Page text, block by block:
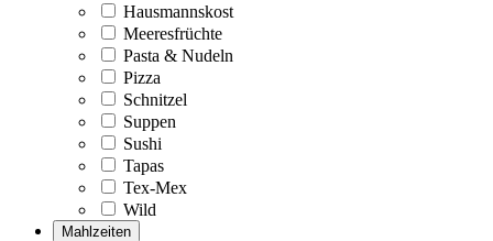
Hausmannskost
Meeresfrüchte
Pasta & Nudeln
Pizza
Schnitzel
Suppen
Sushi
Tapas
Tex-Mex
Wild
Mahlzeiten